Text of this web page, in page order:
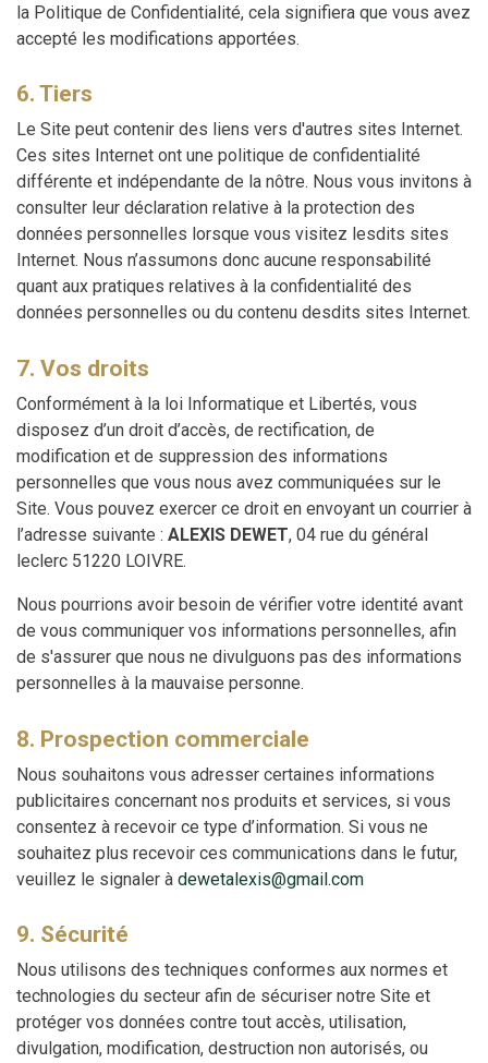
la Politique de Confidentialité, cela signifiera que vous avez
accepté les modifications apportées.
6. Tiers
Le Site peut contenir des liens vers d'autres sites Internet.
Ces sites Internet ont une politique de confidentialité
différente et indépendante de la nôtre. Nous vous invitons à
consulter leur déclaration relative à la protection des
données personnelles lorsque vous visitez lesdits sites
Internet. Nous n’assumons donc aucune responsabilité
quant aux pratiques relatives à la confidentialité des
données personnelles ou du contenu desdits sites Internet.
7. Vos droits
Conformément à la loi Informatique et Libertés, vous
disposez d’un droit d’accès, de rectification, de
modification et de suppression des informations
personnelles que vous nous avez communiquées sur le
Site. Vous pouvez exercer ce droit en envoyant un courrier à
l’adresse suivante : ALEXIS DEWET, 04 rue du général
leclerc 51220 LOIVRE.
Nous pourrions avoir besoin de vérifier votre identité avant
de vous communiquer vos informations personnelles, afin
de s'assurer que nous ne divulguons pas des informations
personnelles à la mauvaise personne.
8. Prospection commerciale
Nous souhaitons vous adresser certaines informations
publicitaires concernant nos produits et services, si vous
consentez à recevoir ce type d’information. Si vous ne
souhaitez plus recevoir ces communications dans le futur,
veuillez le signaler à dewetalexis@gmail.com
9. Sécurité
Nous utilisons des techniques conformes aux normes et
technologies du secteur afin de sécuriser notre Site et
protéger vos données contre tout accès, utilisation,
divulgation, modification, destruction non autorisés, ou